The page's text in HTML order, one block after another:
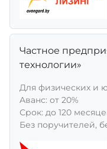
Частное
технологии»
Для физических и
Aванс: от 20%
Срок: до 120
Без поручителей,